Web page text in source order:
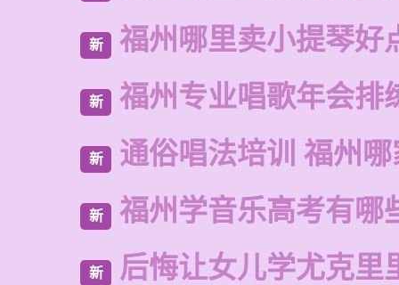
新 福州哪里卖小提琴好
新 福州专业唱歌年会排
新 通俗唱法培训 福州
新 福州学音乐高考有哪
新 后悔让女儿学尤克里